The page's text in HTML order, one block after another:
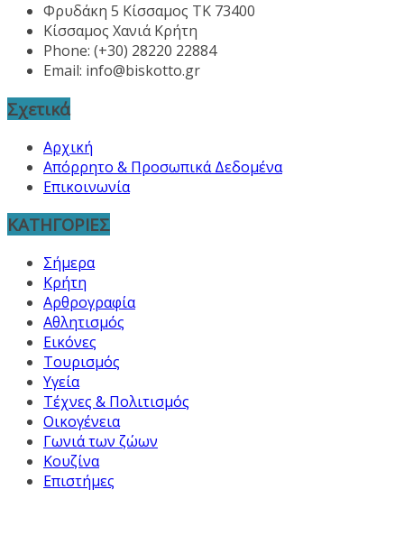
Φρυδάκη 5 Κίσσαμος ΤΚ 73400
Κίσσαμος Χανιά Κρήτη
Phone: (+30) 28220 22884
Email: info@biskotto.gr
Σχετικά
Αρχική
Απόρρητο & Προσωπικά Δεδομένα
Επικοινωνία
ΚΑΤΗΓΟΡΙΕΣ
Σήμερα
Κρήτη
Αρθρογραφία
Αθλητισμός
Εικόνες
Τουρισμός
Υγεία
Τέχνες & Πολιτισμός
Οικογένεια
Γωνιά των ζώων
Κουζίνα
Επιστήμες